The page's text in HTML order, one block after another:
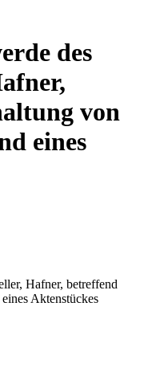
des
von
eines
Hafner, betreffend
Aktenstückes